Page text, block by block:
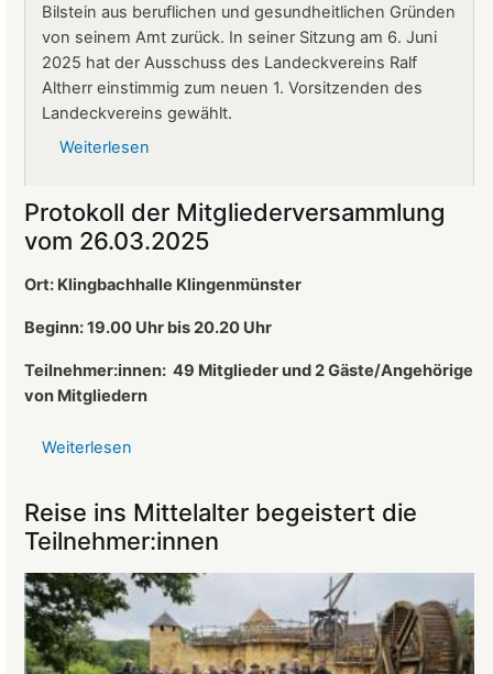
Bilstein aus beruflichen und gesundheitlichen Gründen
von seinem Amt zurück. In seiner Sitzung am 6. Juni
2025 hat der Ausschuss des Landeckvereins Ralf
Altherr einstimmig zum neuen 1. Vorsitzenden des
Landeckvereins gewählt.
Weiterlesen
ist
neuer
1.
Vorsitzender
des
Protokoll der Mitgliederversammlung
vom 26.03.2025
Ort: Klingbachhalle Klingenmünster
Beginn: 19.00 Uhr bis 20.20 Uhr
Teilnehmer:innen: 49 Mitglieder und 2 Gäste/Angehörige
von Mitgliedern
Weiterlesen
Mitgliederversammlung
vom
26.03.2025
Reise ins Mittelalter begeistert die
Teilnehmer:innen